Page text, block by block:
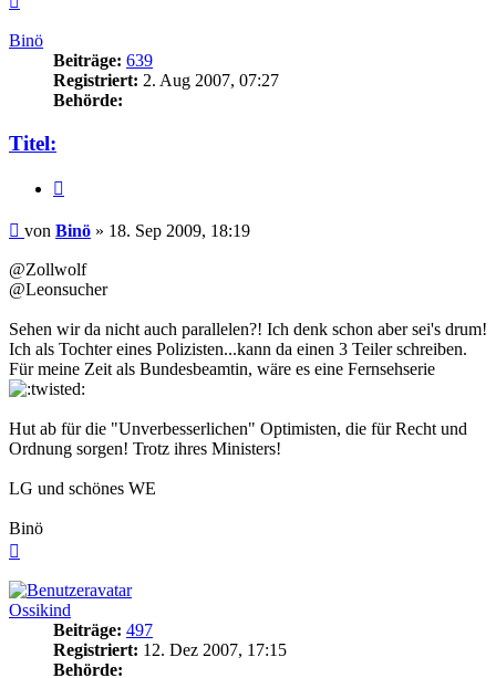
Binö
Beiträge: 639
Registriert: 2. Aug 2007, 07:27
Behörde:
Titel:
Beitrag
von Binö » 18. Sep 2009, 18:19
@Zollwolf
@Leonsucher
Sehen wir da nicht auch parallelen?! Ich denk schon aber sei's drum!
Ich als Tochter eines Polizisten...kann da einen 3 Teiler schreiben.
Für meine Zeit als Bundesbeamtin, wäre es eine Fernsehserie
Hut ab für die "Unverbesserlichen" Optimisten, die für Recht und
Ordnung sorgen! Trotz ihres Ministers!
LG und schönes WE
Binö
Ossikind
Beiträge: 497
Registriert: 12. Dez 2007, 17:15
Behörde: